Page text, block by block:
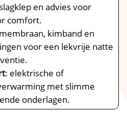
en advies voor
comfort.​
kimband en
voor een lekvrije natte
: elektrische of
met slimme
onderlagen.​